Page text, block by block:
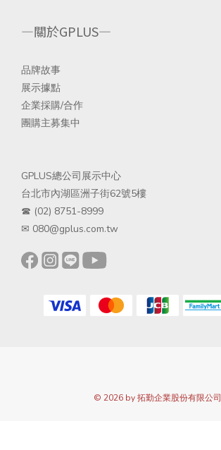
—關於GPLUS—
品牌故事
展示據點
企業採購/合作
團購主募集中
GPLUS總公司展示中心
台北市內湖區洲子街62號5樓
☎ (02) 8751-8999
✉ 080@gplus.com.tw
© 2026 by 拓勤企業股份有限公司